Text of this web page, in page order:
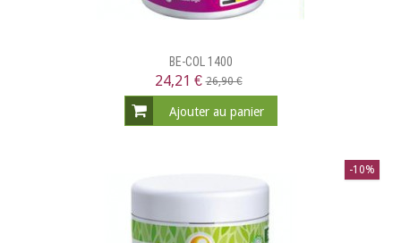
BE-COL 1400
24,21 €26,90 €
Ajouter au panier
-10%